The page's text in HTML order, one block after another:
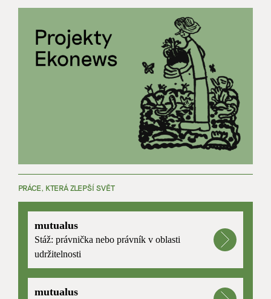
PRÁCE, KTERÁ ZLEPŠÍ SVĚT
mutualus
Stáž: právnička nebo právník v oblasti
udržitelnosti
mutualus